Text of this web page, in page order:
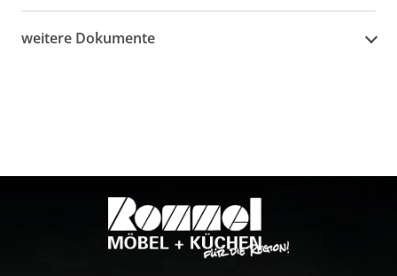
weitere Dokumente